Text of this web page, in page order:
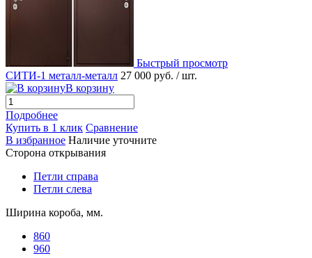
Быстрый просмотр
СИТИ-1 металл-металл 27 000 руб. / шт.
В корзину
Подробнее
Купить в 1 клик Сравнение
В избранное Наличие уточните
Сторона открывания
Петли справа
Петли слева
Ширина короба, мм.
860
960